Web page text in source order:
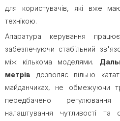
для користувачів, які вже
технікою.
Апаратура керування
забезпечуючи стабільний
між кількома моделями.
метрів дозволяє вільно
майданчиках, не обмежуючи
передбачено
налаштування чутливості та